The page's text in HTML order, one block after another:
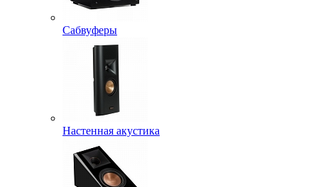
Сабвуферы
Настенная акустика